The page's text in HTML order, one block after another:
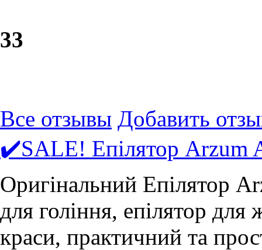
33
Все отзывы Добавить
✔️SALE! Епілятор Arzum
Оригінальний Епілятор
для гоління, епілятор для
краси, практичний та